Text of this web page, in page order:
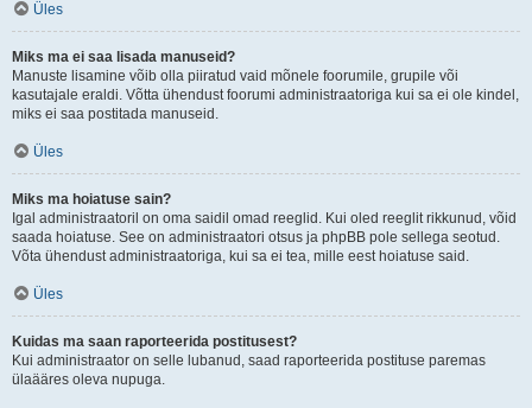
Üles
Miks ma ei saa lisada manuseid?
Manuste lisamine võib olla piiratud vaid mõnele foorumile, grupile või
kasutajale eraldi. Võtta ühendust foorumi administraatoriga kui sa ei ole kindel,
miks ei saa postitada manuseid.
Üles
Miks ma hoiatuse sain?
Igal administraatoril on oma saidil omad reeglid. Kui oled reeglit rikkunud, võid
saada hoiatuse. See on administraatori otsus ja phpBB pole sellega seotud.
Võta ühendust administraatoriga, kui sa ei tea, mille eest hoiatuse said.
Üles
Kuidas ma saan raporteerida postitusest?
Kui administraator on selle lubanud, saad raporteerida postituse paremas
ülaääres oleva nupuga.